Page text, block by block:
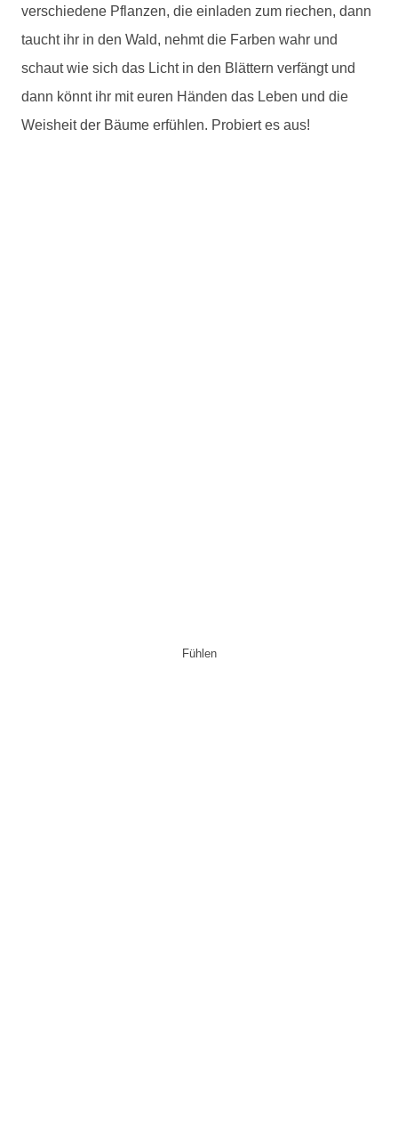
verschiedene Pflanzen, die einladen zum riechen, dann
taucht ihr in den Wald, nehmt die Farben wahr und
schaut wie sich das Licht in den Blättern verfängt und
dann könnt ihr mit euren Händen das Leben und die
Weisheit der Bäume erfühlen. Probiert es aus!
Fühlen